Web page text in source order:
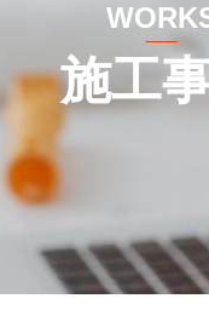
施工